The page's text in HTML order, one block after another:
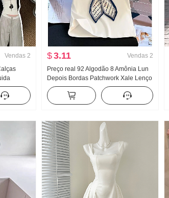
Vendas 2
de perna
$3.11 Vendas 2
Preço real 92 Algodão 8 Amônia Lun
Depois Bordas Patchwork Xale Lenço
de seda Ajustado Gola V Manga curta
Camiseta Feminino